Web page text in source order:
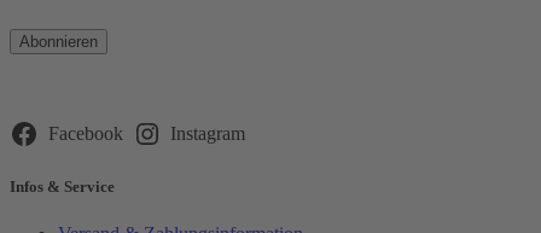
Bitte
lasse
leer.
Facebook Instagram
Infos & Service